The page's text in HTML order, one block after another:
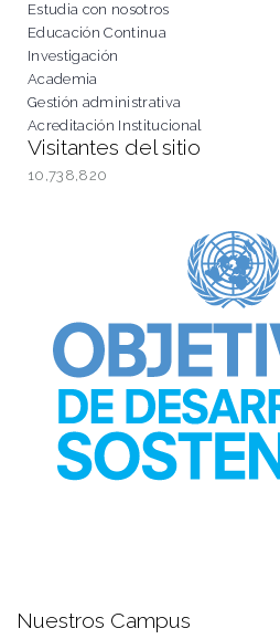
Estudia con nosotros
Educación Continua
Investigación
Academia
Gestión administrativa
Acreditación Institucional
Visitantes del sitio
10,738,820
Nuestros Campus